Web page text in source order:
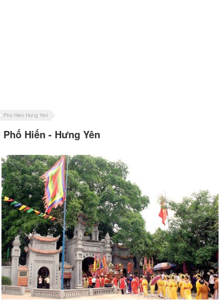
Pho Hien Hung Yen
Phố Hiến - Hưng Yên